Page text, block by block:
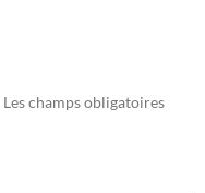
Les champs obligatoires